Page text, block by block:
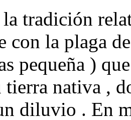
tradición
con la plaga
pequeña )
tierra nativa ,
diluvio . En